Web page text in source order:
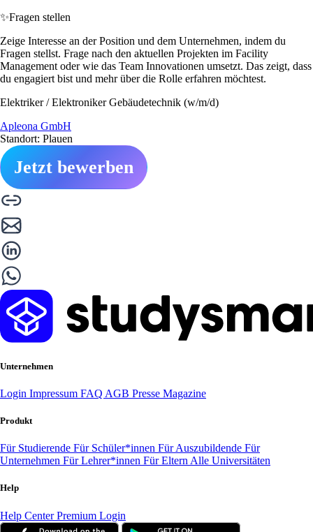
✨Fragen stellen
Zeige Interesse an der Position und dem Unternehmen, indem du
Fragen stellst. Frage nach den aktuellen Projekten im Facility
Management oder wie das Team Innovationen umsetzt. Das zeigt, dass
du engagiert bist und mehr über die Rolle erfahren möchtest.
Elektriker / Elektroniker Gebäudetechnik (w/m/d)
Apleona GmbH
Standort: Plauen
Jetzt bewerben
Unternehmen
Login Impressum FAQ AGB Presse Magazine
Produkt
Für Studierende Für Schüler*innen Für Auszubildende Für
Unternehmen Für Lehrer*innen Für Eltern Alle Universitäten
Help
Help CenterPremium Login